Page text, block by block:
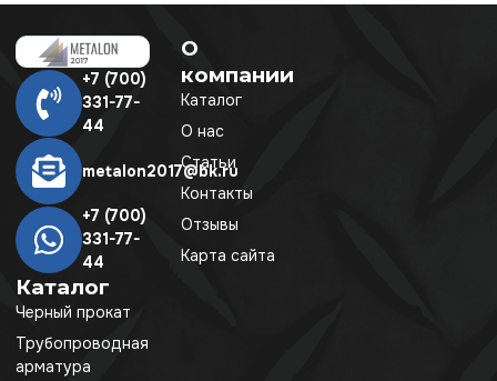
+7 (700)
331-77-
44
metalon2017@bk.ru
+7 (700)
331-77-
44
Каталог
Черный прокат
Трубопроводная
арматура
О
компании
Каталог
О нас
Статьи
Контакты
Отзывы
Карта сайта